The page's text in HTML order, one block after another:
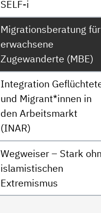
SELF-i
Migrationsberatung für
erwachsene
Zugewanderte (MBE)
Integration
und Migrant*innen in
den Arbeitsmarkt
(INAR)
Wegweiser – Stark
islamistischen
Extremismus